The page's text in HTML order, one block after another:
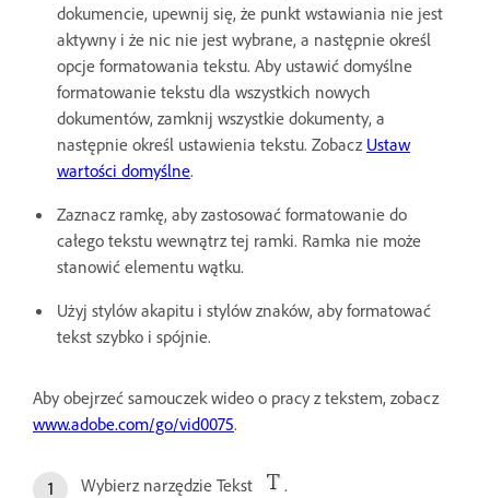
dokumencie, upewnij się, że punkt wstawiania nie jest
aktywny i że nic nie jest wybrane, a następnie określ
opcje formatowania tekstu. Aby ustawić domyślne
formatowanie tekstu dla wszystkich nowych
dokumentów, zamknij wszystkie dokumenty, a
następnie określ ustawienia tekstu. Zobacz Ustaw
wartości domyślne.
Zaznacz ramkę, aby zastosować formatowanie do
całego tekstu wewnątrz tej ramki. Ramka nie może
stanowić elementu wątku.
Użyj stylów akapitu i stylów znaków, aby formatować
tekst szybko i spójnie.
Aby obejrzeć samouczek wideo o pracy z tekstem, zobacz
www.adobe.com/go/vid0075.
Wybierz narzędzie Tekst .